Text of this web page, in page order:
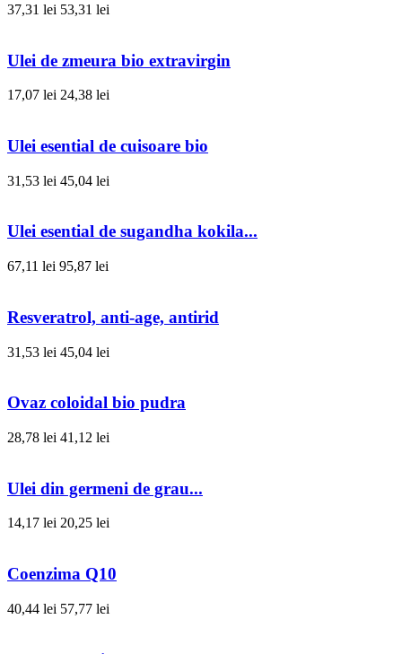
37,31 lei 53,31 lei
Ulei de zmeura bio extravirgin
17,07 lei 24,38 lei
Ulei esential de cuisoare bio
31,53 lei 45,04 lei
Ulei esential de sugandha kokila...
67,11 lei 95,87 lei
Resveratrol, anti-age, antirid
31,53 lei 45,04 lei
Ovaz coloidal bio pudra
28,78 lei 41,12 lei
Ulei din germeni de grau...
14,17 lei 20,25 lei
Coenzima Q10
40,44 lei 57,77 lei